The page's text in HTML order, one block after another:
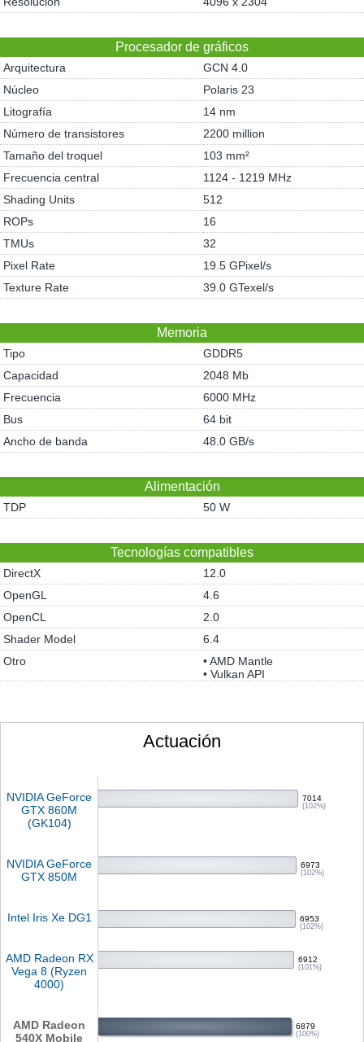
Procesador de gráficos
Arquitectura
GCN 4.0
Núcleo
Polaris 23
Litografía
14 nm
Número de transistores
2200 million
Tamaño del troquel
103 mm²
Frecuencia central
1124 - 1219 MHz
Shading Units
512
ROPs
16
TMUs
32
Pixel Rate
19.5 GPixel/s
Texture Rate
39.0 GTexel/s
Memoria
Tipo
GDDR5
Capacidad
2048 Mb
Frecuencia
6000 MHz
Bus
64 bit
Ancho de banda
48.0 GB/s
Alimentación
TDP 50 W
Tecnologías compatibles
DirectX
12.0
OpenGL
4.6
OpenCL
2.0
Shader Model
6.4
Otro
• AMD Mantle
• Vulkan API
Actuación
NVIDIA GeForce
GTX 860M
(GK104)
7014
(102%)
NVIDIA GeForce
GTX 850M
6973
(102%)
Intel Iris Xe DG1 6953
(102%)
AMD Radeon RX
Vega 8 (Ryzen
4000)
6912
(101%)
AMD Radeon
540X Mobile
6879
(100%)